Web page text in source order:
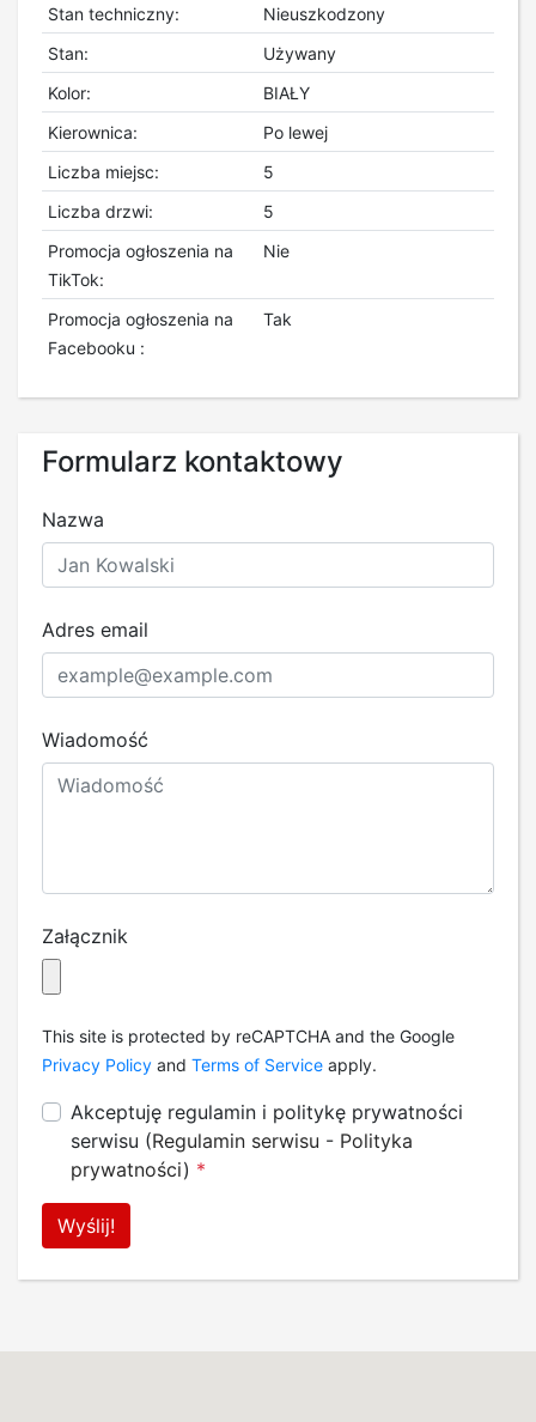
Stan techniczny:
Nieuszkodzony
Stan:
Używany
Kolor:
BIAŁY
Kierownica:
Po lewej
Liczba miejsc:
5
Liczba drzwi:
5
Promocja ogłoszenia na
TikTok:
Nie
Promocja ogłoszenia na
Facebooku :
Tak
Formularz kontaktowy
Nazwa
Adres email
Wiadomość
Załącznik
This site is protected by reCAPTCHA and the Google
Privacy Policy and Terms of Service apply.
Akceptuję regulamin i politykę prywatności
serwisu (Regulamin serwisu - Polityka
prywatności) *